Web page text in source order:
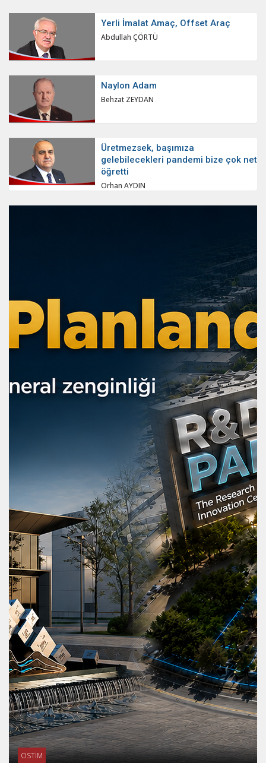
Yerli İmalat Amaç, Offset Araç
Abdullah ÇÖRTÜ
Naylon Adam
Behzat ZEYDAN
Üretmezsek, başımıza
gelebilecekleri pandemi bize çok net
öğretti
Orhan AYDIN
OSTİM